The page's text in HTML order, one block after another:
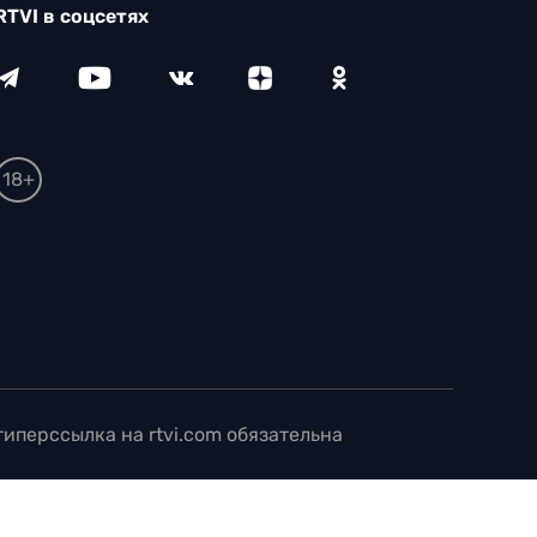
в соцсетях
18+
на rtvi.com обязательна